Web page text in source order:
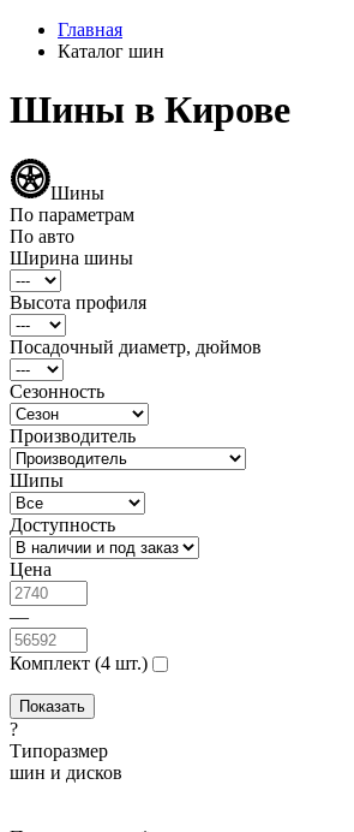
Главная
Каталог шин
Шины в Кирове
Шины
По параметрам
По авто
Ширина шины
Высота профиля
Посадочный диаметр, дюймов
Сезонность
Производитель
Шипы
Доступность
Цена
—
Комплект (4 шт.)
?
Типоразмер
шин и дисков